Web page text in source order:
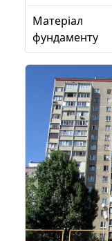
Матеріал
фундаменту